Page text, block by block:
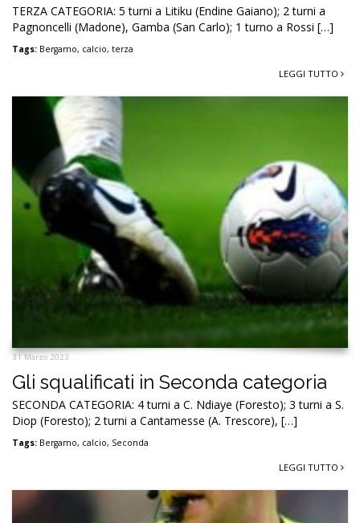
TERZA CATEGORIA: 5 turni a Litiku (Endine Gaiano); 2 turni a
Pagnoncelli (Madone), Gamba (San Carlo); 1 turno a Rossi […]
Tags: Bergamo, calcio, terza
LEGGI TUTTO
31 Marzo 2023
Gli squalificati in Seconda categoria
SECONDA CATEGORIA: 4 turni a C. Ndiaye (Foresto); 3 turni a S.
Diop (Foresto); 2 turni a Cantamesse (A. Trescore), […]
Tags: Bergamo, calcio, Seconda
LEGGI TUTTO